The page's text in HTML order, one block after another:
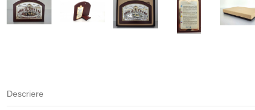
Descriere